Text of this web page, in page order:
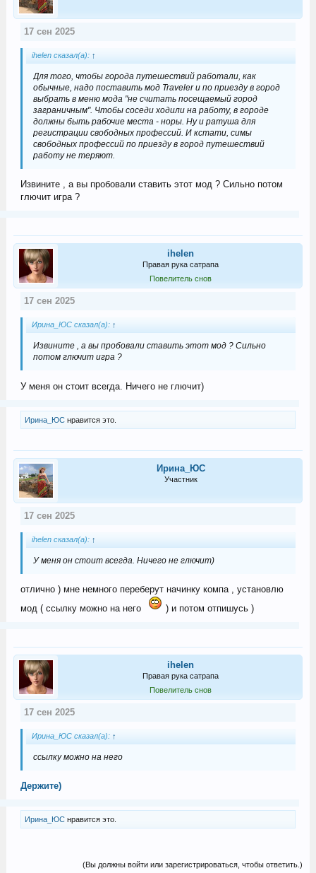
17 сен 2025
ihelen сказал(а): ↑
Для того, чтобы города путешествий работали, как
обычные, надо поставить мод Traveler и по приезду в город
выбрать в меню мода "не считать посещаемый город
заграничным". Чтобы соседи ходили на работу, в городе
должны быть рабочие места - норы. Ну и ратуша для
регистрации свободных профессий. И кстати, симы
свободных профессий по приезду в город путешествий
работу не теряют.
Извините , а вы пробовали ставить этот мод ? Сильно потом
глючит игра ?
ihelen
Правая рука сатрапа
Повелитель снов
17 сен 2025
Ирина_ЮС сказал(а): ↑
Извините , а вы пробовали ставить этот мод ? Сильно
потом глючит игра ?
У меня он стоит всегда. Ничего не глючит)
Ирина_ЮСнравится это.
Ирина_ЮС
Участник
17 сен 2025
ihelen сказал(а): ↑
У меня он стоит всегда. Ничего не глючит)
отлично ) мне немного переберут начинку компа , установлю
мод ( ссылку можно на него
) и потом отпишусь )
ihelen
Правая рука сатрапа
Повелитель снов
17 сен 2025
Ирина_ЮС сказал(а): ↑
ссылку можно на него
Держите)
Ирина_ЮСнравится это.
(Вы должны войти или зарегистрироваться, чтобы ответить.)